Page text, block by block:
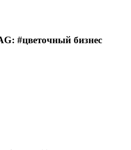
#цветочный бизнес